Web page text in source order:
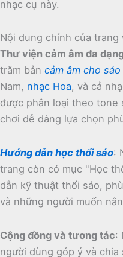
nhạc cụ này.
Nội dung chính của trang
Thư viện cảm âm đa
trăm bản cảm âm cho
Nam, nhạc Hoa, và cả
được phân loại theo tone
chơi dễ dàng lựa chọn
Hướng dẫn học thổi sáo:
trang còn có mục "Học
dẫn kỹ thuật thổi sáo,
và những người muốn
Cộng đồng và tương tác:
người dùng góp ý và